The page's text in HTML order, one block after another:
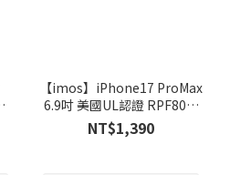
【imos】iPhone17 ProMax
6.9吋 美國UL認證 RPF80低
藍光霧面螢幕保護貼
NT$1,390